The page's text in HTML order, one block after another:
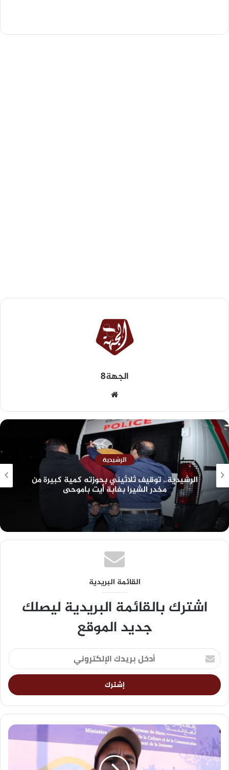
الجهة8
الرشيدية
الرشيدية.. توقيف ثلاثيني بحوزته كمية كبيرة من
مخدر الشيرا بغابة أيت باموحى
القائمة البريدية
اشترك بالقائمة البريدية ليصلك
جديد الموقع